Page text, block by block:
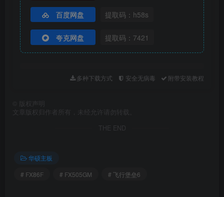
百度网盘 提取码：h58s
夸克网盘 提取码：7421
多种下载方式 安全无病毒 附带安装教程
版权声明
文章版权归作者所有，未经允许请勿转载。
THE END
华硕主板
# FX86F
# FX505GM # 飞行堡垒6